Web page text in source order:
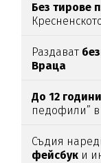
Без тирове
Раздават
Враца
До 12
педофили”
Съдия
фейсбук и